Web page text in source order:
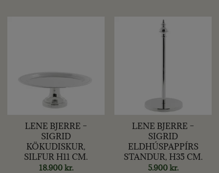
LENE BJERRE –
SIGRID
KÖKUDISKUR,
SILFUR H11 CM.
18.900 kr.
LENE BJERRE –
SIGRID
ELDHÚSPAPPÍRS
STANDUR, H35 CM.
5.900 kr.